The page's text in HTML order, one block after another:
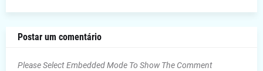
Postar um comentário
Please Select Embedded Mode To Show The Comment